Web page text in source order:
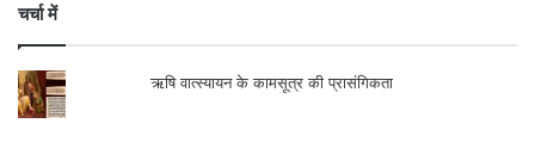
चर्चा में
ऋषि वात्स्यायन के कामसूत्र की प्रासंगिकता